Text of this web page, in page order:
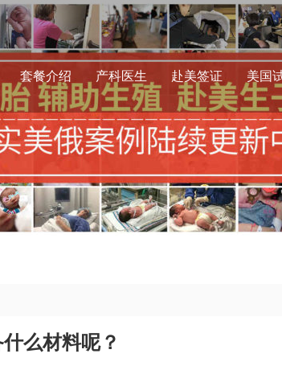
套餐介绍 产科医生 赴美签证 美国
么材料呢？